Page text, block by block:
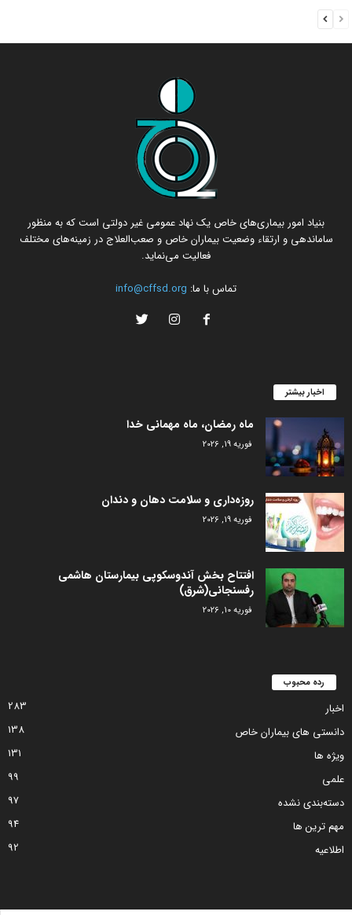
بنیاد امور بیماری‌های خاص یک نهاد عمومی غیر دولتی است که به منظور
ساماندهی و ارتقاء وضعیت بیماران خاص و صعب‌العلاج در زمینه‌های مختلف
فعالیت می‌نماید.
تماس با ما: info@cffsd.org
اخبار بیشتر
ماه رمضان، ماه مهمانی خدا
فوریه 19, 2026
روزه‌داری و سلامت دهان و دندان
فوریه 19, 2026
افتتاح بخش آندوسکوپی بیمارستان هاشمی
رفسنجانی(شرق)
فوریه 10, 2026
رده محبوب
اخبار
283
دانستی های بیماران خاص
138
ویژه ها
131
علمی
99
دسته‌بندی نشده
97
مهم ترین ها
94
اطلاعیه
92